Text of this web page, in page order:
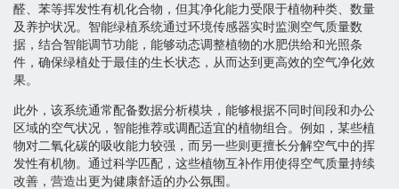
醛、苯等挥发性有机化合物，但其净化能力受限于植物种类、数量
及养护状况。智能绿植系统通过环境传感器实时监测空气质量数
据，结合智能调节功能，能够动态调整植物的水肥供给和光照条
件，确保绿植处于最佳的生长状态，从而达到更高效的空气净化效
果。
此外，该系统通常配备数据分析模块，能够根据不同时间段和办公
区域的空气状况，智能推荐或调配适宜的植物组合。例如，某些植
物对二氧化碳的吸收能力较强，而另一些则更擅长分解空气中的挥
发性有机物。通过科学匹配，这些植物互补作用使得空气质量持续
改善，营造出更为健康舒适的办公氛围。